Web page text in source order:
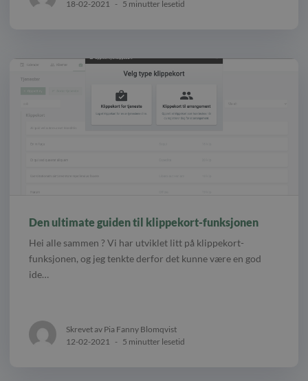
18-02-2021
- 5 minutter lesetid
Den ultimate guiden til klippekort-funksjonen
Hei alle sammen ? Vi har utviklet litt på klippekort-
funksjonen, og jeg tenkte derfor det kunne være en god
ide…
Skrevet av Pia Fanny Blomqvist
12-02-2021
- 5 minutter lesetid